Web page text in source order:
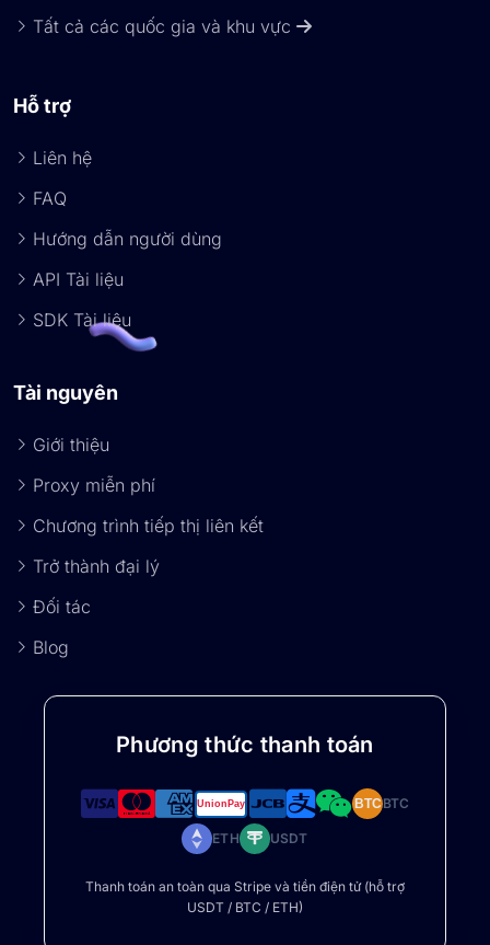
Tất cả các quốc gia và khu vực
Hỗ trợ
Liên hệ
FAQ
Hướng dẫn người dùng
API Tài liệu
SDK Tài liệu
Tài nguyên
Giới thiệu
Proxy miễn phí
Chương trình tiếp thị liên kết
Trở thành đại lý
Đối tác
Blog
Phương thức thanh toán
BTCBTC
ETH USDT
Thanh toán an toàn qua Stripe và tiền điện tử (hỗ trợ
USDT / BTC / ETH)